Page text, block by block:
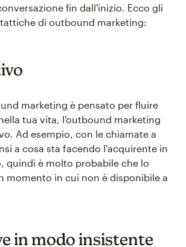
fin dall'inizio. Ecco gli
di outbound marketing:
marketing è pensato per fluire
tua vita, l'outbound marketing
Ad esempio, con le chiamate a
a cosa sta facendo l'acquirente in
quindi è molto probabile che lo
momento in cui non è disponibile a
in modo insistente